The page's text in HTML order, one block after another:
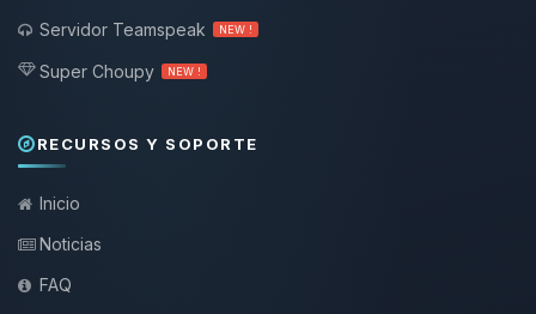
Servidor Teamspeak
NEW !
Super Choupy NEW !
RECURSOS Y SOPORTE
Inicio
Noticias
FAQ